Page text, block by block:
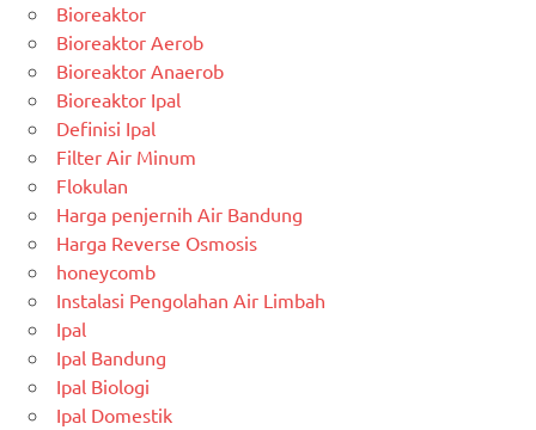
Bioreaktor
Bioreaktor Aerob
Bioreaktor Anaerob
Bioreaktor Ipal
Definisi Ipal
Filter Air Minum
Flokulan
Harga penjernih Air Bandung
Harga Reverse Osmosis
honeycomb
Instalasi Pengolahan Air Limbah
Ipal
Ipal Bandung
Ipal Biologi
Ipal Domestik